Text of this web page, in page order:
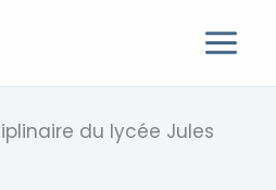
du lycée Jules